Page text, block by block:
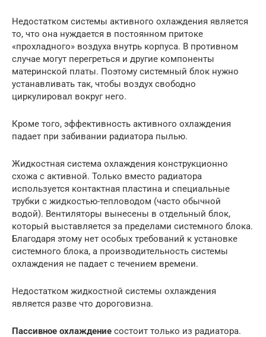
Недостатком системы активного охлаждения является
то, что она нуждается в постоянном притоке
«прохладного» воздуха внутрь корпуса. В противном
случае могут перегреться и другие компоненты
материнской платы. Поэтому системный блок нужно
устанавливать так, чтобы воздух свободно
циркулировал вокруг него.
Кроме того, эффективность активного охлаждения
падает при забивании радиатора пылью.
Жидкостная система охлаждения конструкционно
схожа с активной. Только вместо радиатора
используется контактная пластина и специальные
трубки с жидкостью-тепловодом (часто обычной
водой). Вентиляторы вынесены в отдельный блок,
который выставляется за пределами системного блока.
Благодаря этому нет особых требований к установке
системного блока, а производительность системы
охлаждения не падает с течением времени.
Недостатком жидкостной системы охлаждения
является разве что дороговизна.
Пассивное охлаждение состоит только из радиатора.